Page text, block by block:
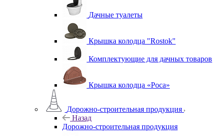
Дачные туалеты
Крышка колодца "Rostok"
Комплектующие для дачных товаров
Крышка колодца «Роса»
Дорожно-строительная продукция
Назад
Дорожно-строительная продукция